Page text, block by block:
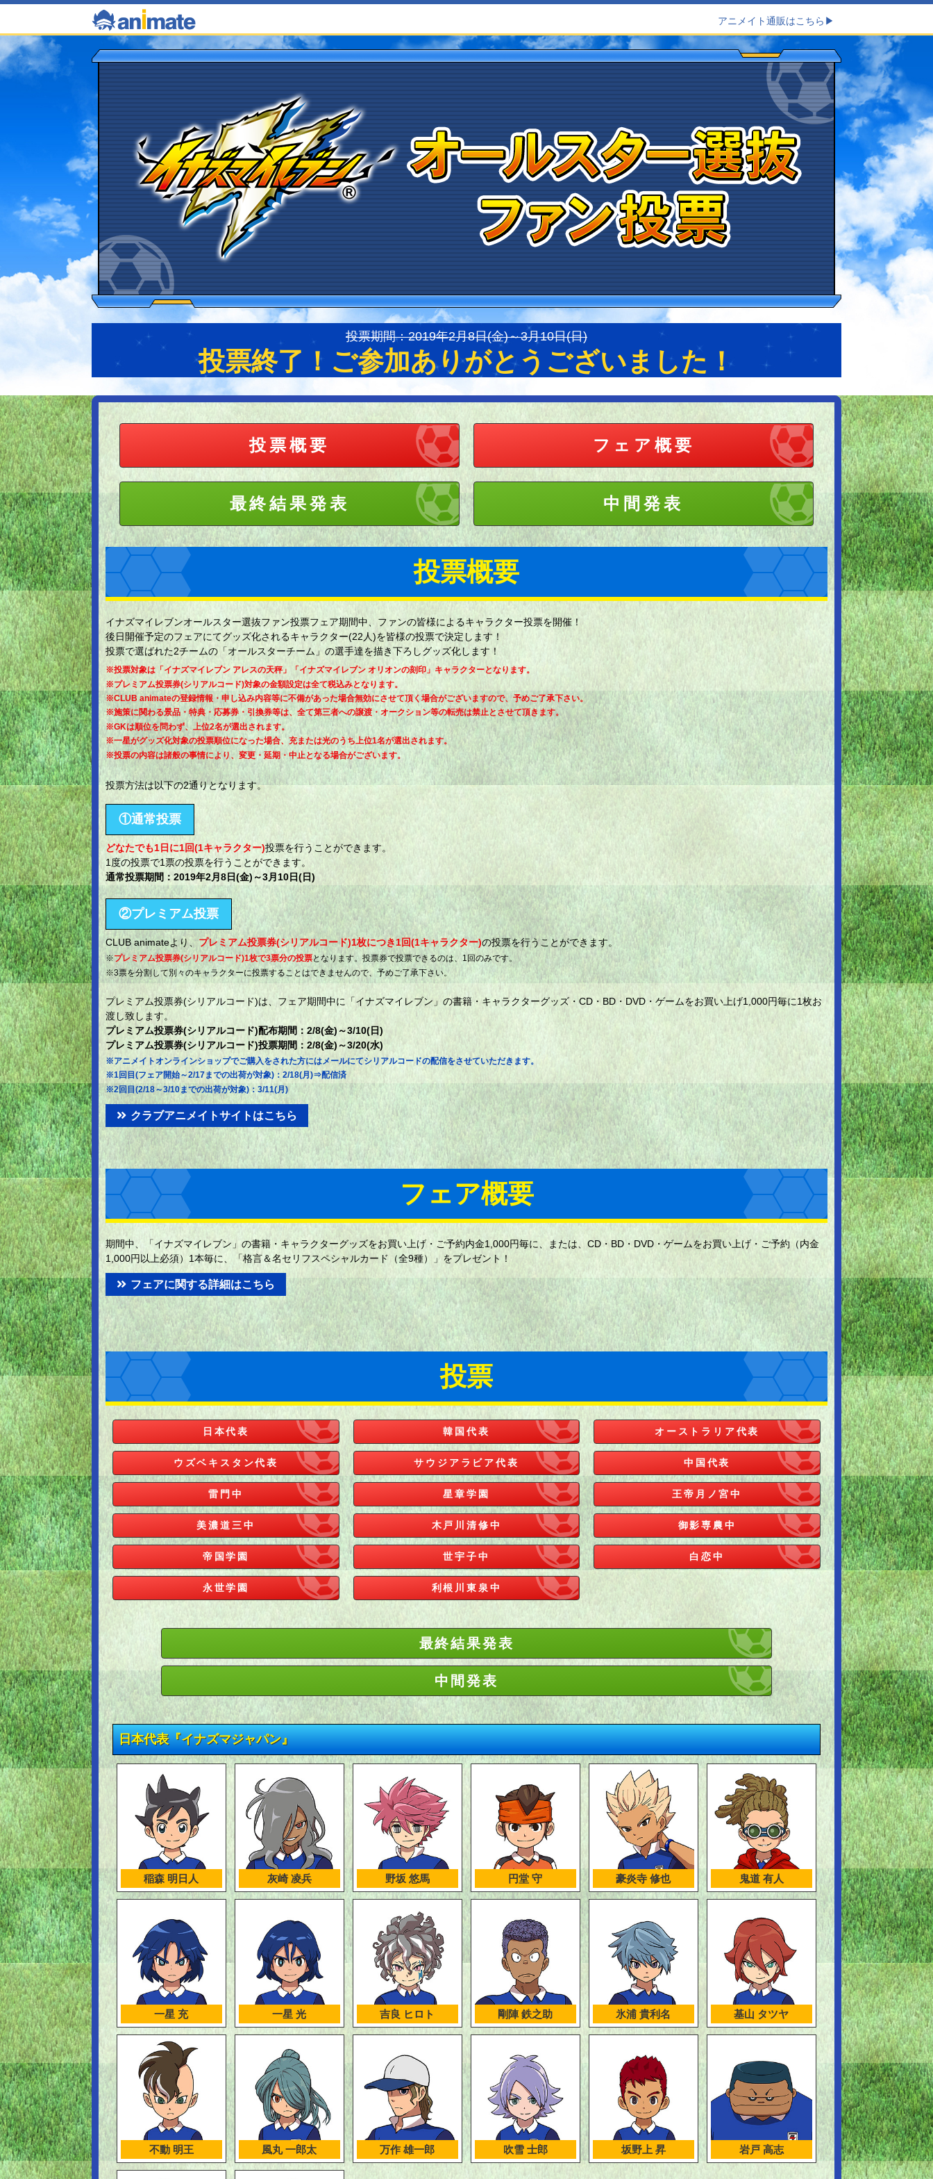
アニメイト通販はこちら ▶
投票期間：2019年2月8日(金)～3月10日(日)
投票終了！ご参加ありがとうございました！
投票概要 フェア概要
最終結果発表 中間発表
投票概要
イナズマイレブンオールスター選抜ファン投票フェア期間中、ファンの皆様によるキャラクター投票を開催！
後日開催予定のフェアにてグッズ化されるキャラクター(22人)を皆様の投票で決定します！
投票で選ばれた2チームの「オールスターチーム」の選手達を描き下ろしグッズ化します！
※投票対象は「イナズマイレブン アレスの天秤」「イナズマイレブン オリオンの刻印」キャラクターとなります。
※プレミアム投票券(シリアルコード)対象の金額設定は全て税込みとなります。
※CLUB animateの登録情報・申し込み内容等に不備があった場合無効にさせて頂く場合がございますので、予めご了承下さい。
※施策に関わる景品・特典・応募券・引換券等は、全て第三者への譲渡・オークション等の転売は禁止とさせて頂きます。
※GKは順位を問わず、上位2名が選出されます。
※一星がグッズ化対象の投票順位になった場合、充または光のうち上位1名が選出されます。
※投票の内容は諸般の事情により、変更・延期・中止となる場合がございます。
投票方法は以下の2通りとなります。
①通常投票
どなたでも1日に1回(1キャラクター)投票を行うことができます。
1度の投票で1票の投票を⾏うことができます。
通常投票期間：2019年2月8日(金)～3月10日(日)
②プレミアム投票
CLUB animateより、プレミアム投票券(シリアルコード)1枚につき1回(1キャラクター)の投票を行うことができます。
※プレミアム投票券(シリアルコード)1枚で3票分の投票となります。投票券で投票できるのは、1回のみです。
※3票を分割して別々のキャラクターに投票することはできませんので、予めご了承下さい。
プレミアム投票券(シリアルコード)は、フェア期間中に「イナズマイレブン」の書籍・キャラクターグッズ・CD・BD・DVD・ゲームをお買い上げ1,000円毎に1枚お
渡し致します。
プレミアム投票券(シリアルコード)配布期間：2/8(金)～3/10(日)
プレミアム投票券(シリアルコード)投票期間：2/8(金)～3/20(水)
※アニメイトオンラインショップでご購入をされた方にはメールにてシリアルコードの配信をさせていただきます。
※1回目(フェア開始～2/17までの出荷が対象)：2/18(月)⇒配信済
※2回目(2/18～3/10までの出荷が対象)：3/11(月)
クラブアニメイトサイトはこちら
フェア概要
期間中、「イナズマイレブン」の書籍・キャラクターグッズをお買い上げ・ご予約内金1,000円毎に、または、CD・BD・DVD・ゲームをお買い上げ・ご予約（内金
1,000円以上必須）1本毎に、「格言＆名セリフスペシャルカード（全9種）」をプレゼント！
フェアに関する詳細はこちら
投票
日本代表 韓国代表 オーストラリア代表
ウズベキスタン代表 サウジアラビア代表 中国代表
雷門中 星章学園 王帝月ノ宮中
美濃道三中 木戸川清修中 御影専農中
帝国学園 世宇子中 白恋中
永世学園 利根川東泉中
最終結果発表
中間発表
日本代表『イナズマジャパン』
稲森 明日人 灰崎 凌兵 野坂 悠馬 円堂 守 豪炎寺 修也 鬼道 有人
一星 充 一星 光 吉良 ヒロト 剛陣 鉄之助 氷浦 貴利名 基山 タツヤ
不動 明王 風丸 一郎太 万作 雄一郎 吹雪 士郎 坂野上 昇 岩戸 高志